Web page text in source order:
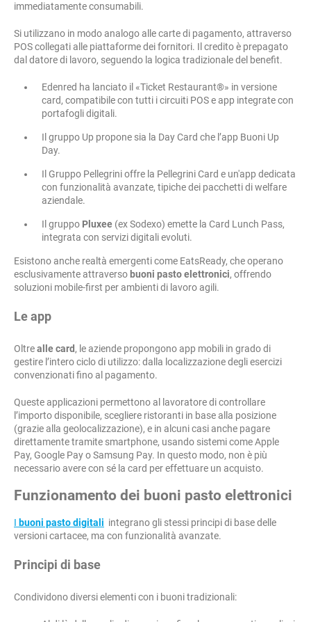
immediatamente consumabili.
Si utilizzano in modo analogo alle carte di pagamento, attraverso
POS collegati alle piattaforme dei fornitori. Il credito è prepagato
dal datore di lavoro, seguendo la logica tradizionale del benefit.
Edenred ha lanciato il «Ticket Restaurant®» in versione
card, compatibile con tutti i circuiti POS e app integrate con
portafogli digitali.
Il gruppo Up propone sia la Day Card che l’app Buoni Up
Day.
Il Gruppo Pellegrini offre la Pellegrini Card e un'app dedicata
con funzionalità avanzate, tipiche dei pacchetti di welfare
aziendale.
Il gruppo Pluxee (ex Sodexo) emette la Card Lunch Pass,
integrata con servizi digitali evoluti.
Esistono anche realtà emergenti come EatsReady, che operano
esclusivamente attraverso buoni pasto elettronici, offrendo
soluzioni mobile-first per ambienti di lavoro agili.
Le app
Oltrealle card, le aziende propongono app mobili in grado di
gestire l’intero ciclo di utilizzo: dalla localizzazione degli esercizi
convenzionati fino al pagamento.
Queste applicazioni permettono al lavoratore di controllare
l’importo disponibile, scegliere ristoranti in base alla posizione
(grazie alla geolocalizzazione), e in alcuni casi anche pagare
direttamente tramite smartphone, usando sistemi come Apple
Pay, Google Pay o Samsung Pay. In questo modo, non è più
necessario avere con sé la card per effettuare un acquisto.
Funzionamento dei buoni pasto elettronici
I buoni pasto digitali integrano gli stessi principi di base delle
versioni cartacee, ma con funzionalità avanzate.
Principi di base
Condividono diversi elementi con i buoni tradizionali: